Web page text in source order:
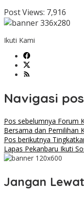
Post Views: 7,916
Ikuti Kami
Navigasi pos
Pos sebelumnya Forum
Bersama dan Pemilihan
Pos berikutnya
Lapas Pekanbaru Ikuti
Jangan